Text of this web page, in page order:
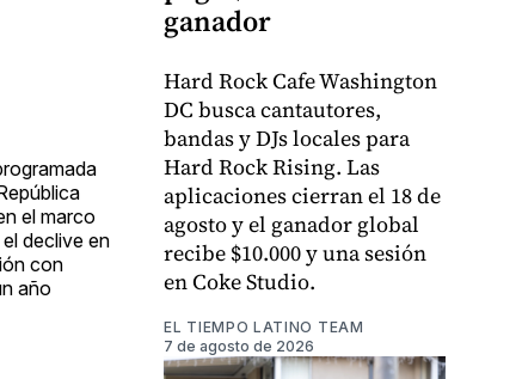
el marco
declive en
con
año
ganador
Hard Rock Cafe Washington
DC busca cantautores,
bandas y DJs locales para
Hard Rock Rising. Las
aplicaciones cierran el 18 de
agosto y el ganador global
recibe $10.000 y una sesión
en Coke Studio.
EL TIEMPO LATINO TEAM
7 de agosto de 2026